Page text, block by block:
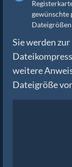
gewünschte
Sie werden
weitere
Dateigröße